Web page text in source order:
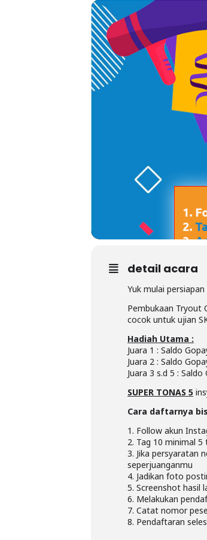
detail acara
Yuk mulai
Pembukaan Tryout
cocok untuk ujian
Hadiah Utama :
Juara 1 : Saldo
Juara 2 : Saldo
Juara 3 s.d 5 : Saldo
SUPER TONAS 5
Cara daftarnya
1. Follow akun
2. Tag 10 minimal
3. Jika persyaratan
seperjuanganmu
4. Jadikan foto
5. Screenshot hasil
6. Melakukan
7. Catat nomor
8. Pendaftaran